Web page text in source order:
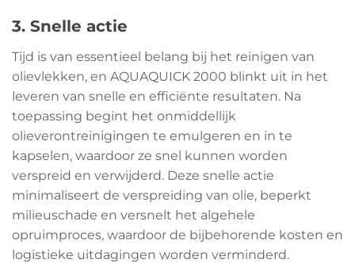
3. Snelle actie
Tijd is van essentieel belang bij het reinigen van
olievlekken, en AQUAQUICK 2000 blinkt uit in het
leveren van snelle en efficiënte resultaten. Na
toepassing begint het onmiddellijk
olieverontreinigingen te emulgeren en in te
kapselen, waardoor ze snel kunnen worden
verspreid en verwijderd. Deze snelle actie
minimaliseert de verspreiding van olie, beperkt
milieuschade en versnelt het algehele
opruimproces, waardoor de bijbehorende kosten en
logistieke uitdagingen worden verminderd.